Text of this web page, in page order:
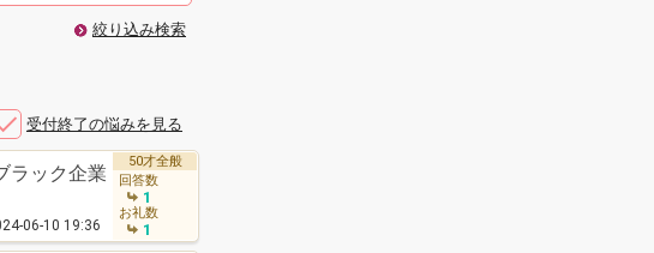
絞り込み検索
受付終了の悩みを見る
ラック企業
06-10 19:36
50才全般
回答数
1
お礼数
1